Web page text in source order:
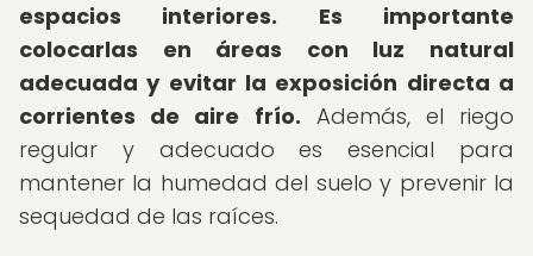
espacios interiores.
Es importante
colocarlas en áreas con luz natural
adecuada y evitar la exposición directa a
corrientes de aire frío. Además, el riego
regular y adecuado es esencial para
mantener la humedad del suelo y prevenir la
sequedad de las raíces.